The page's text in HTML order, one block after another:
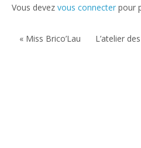
Vous devez vous connecter pour
« Miss Brico’Lau L’atelier